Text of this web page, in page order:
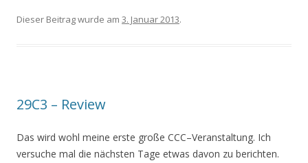
Dieser Beitrag wurde am 3. Januar 2013.
29C3 – Review
Das wird wohl meine erste große CCC–Veranstaltung. Ich
versuche mal die nächsten Tage etwas davon zu berichten.